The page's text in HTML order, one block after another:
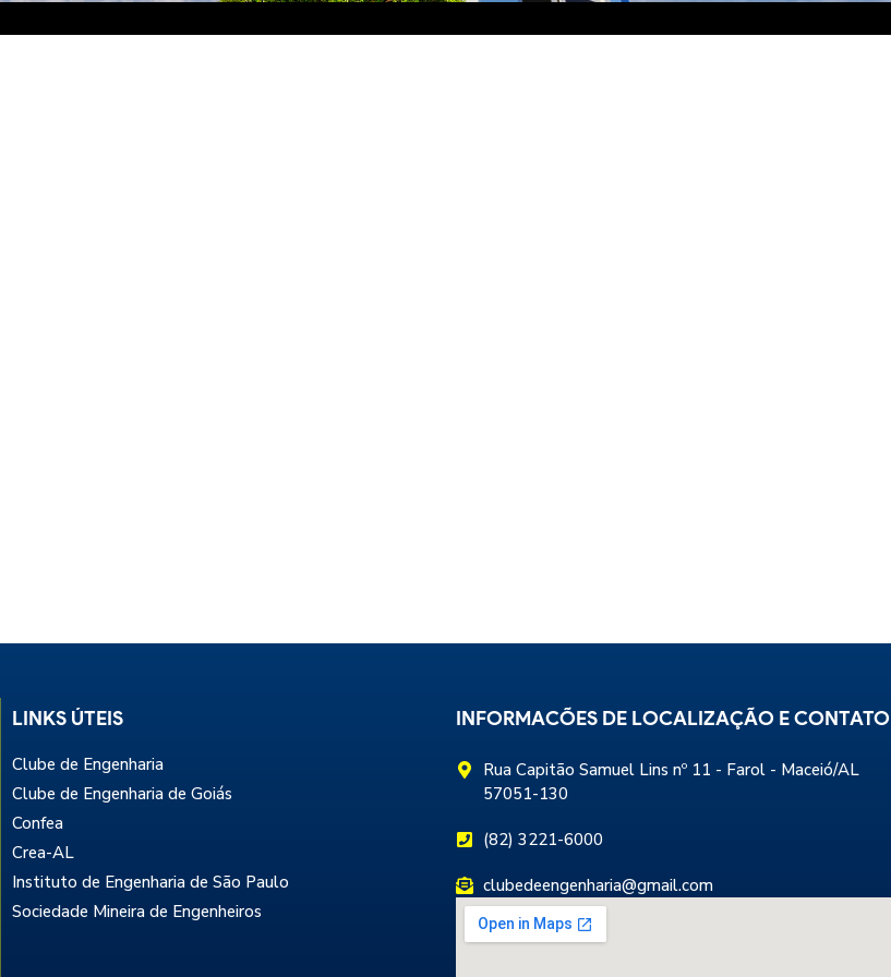
LINKS ÚTEIS
Clube de Engenharia
Clube de Engenharia de Goiás
Confea
Crea-AL
Instituto de Engenharia de São Paulo
Sociedade Mineira de Engenheiros
INFORMACÕES DE LOCALIZAÇÃO E CONTATO
Rua Capitão Samuel Lins nº 11 - Farol - Maceió/AL
57051-130
(82) 3221-6000
clubedeengenharia@gmail.com